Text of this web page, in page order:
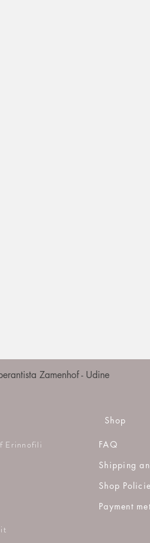
Zamenhof - Udine
Erinnofili
Shop
FAQ
Shipping
Shop
Payment